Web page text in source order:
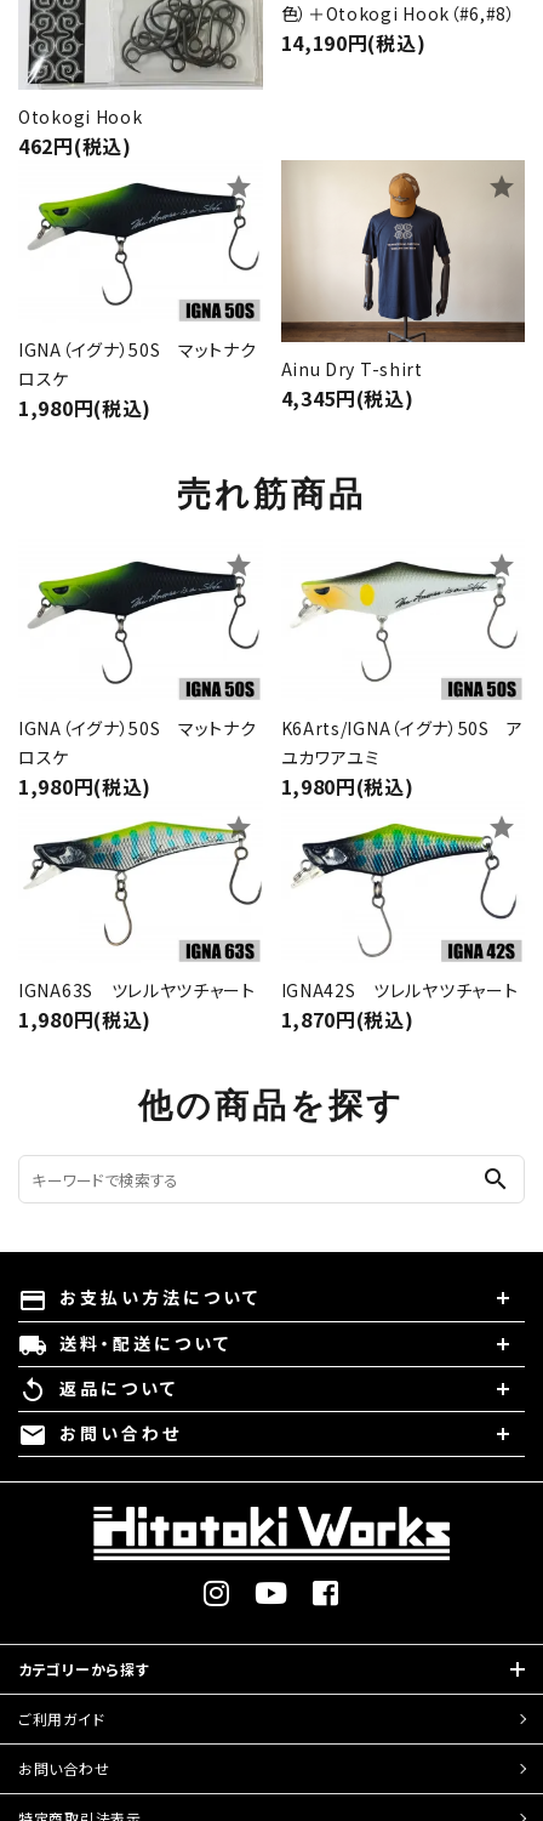
Otokogi Hook
462円(税込)
色）＋Otokogi Hook（#6,#8）
14,190円(税込)
IGNA（イグナ）50S マットナク
ロスケ
1,980円(税込)
star
Ainu Dry T-shirt
4,345円(税込)
star
売れ筋商品
IGNA（イグナ）50S マットナク
ロスケ
1,980円(税込)
star
K6Arts/IGNA（イグナ）50S ア
ユカワアユミ
1,980円(税込)
star
IGNA63S ツレルヤツチャート
1,980円(税込)
star
IGNA42S ツレルヤツチャート
1,870円(税込)
star
他の商品を探す
search
payment お支払い方法について
local_shipping 送料・配送について
replay 返品について
mail お問い合わせ
カテゴリーから探す
ご利用ガイド
お問い合わせ